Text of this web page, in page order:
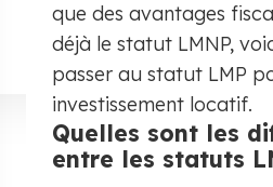
que des avantages
déjà le statut LMNP,
passer au statut LMP
investissement locatif.
Quelles sont les
entre les statuts